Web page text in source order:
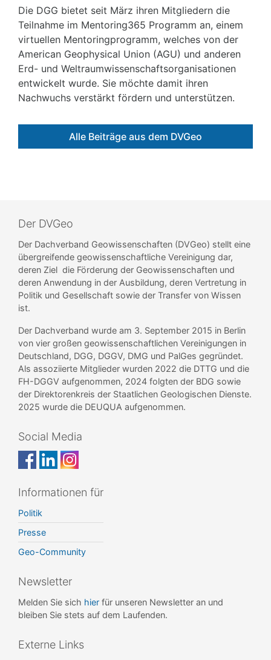
Die DGG bietet seit März ihren Mitgliedern die
Teilnahme im Mentoring365 Programm an, einem
virtuellen Mentoringprogramm, welches von der
American Geophysical Union (AGU) und anderen
Erd- und Weltraumwissenschaftsorganisationen
entwickelt wurde. Sie möchte damit ihren
Nachwuchs verstärkt fördern und unterstützen.
Alle Beiträge aus dem DVGeo
Der DVGeo
Der Dachverband Geowissenschaften (DVGeo) stellt eine
übergreifende geowissenschaftliche Vereinigung dar,
deren Ziel die Förderung der Geowissenschaften und
deren Anwendung in der Ausbildung, deren Vertretung in
Politik und Gesellschaft sowie der Transfer von Wissen
ist.
Der Dachverband wurde am 3. September 2015 in Berlin
von vier großen geowissenschaftlichen Vereinigungen in
Deutschland, DGG, DGGV, DMG und PalGes gegründet.
Als assoziierte Mitglieder wurden 2022 die DTTG und die
FH-DGGV aufgenommen, 2024 folgten der BDG sowie
der Direktorenkreis der Staatlichen Geologischen Dienste.
2025 wurde die DEUQUA aufgenommen.
Social Media
Informationen für
Politik
Presse
Geo-Community
Newsletter
Melden Sie sich hier für unseren Newsletter an und
bleiben Sie stets auf dem Laufenden.
Externe Links